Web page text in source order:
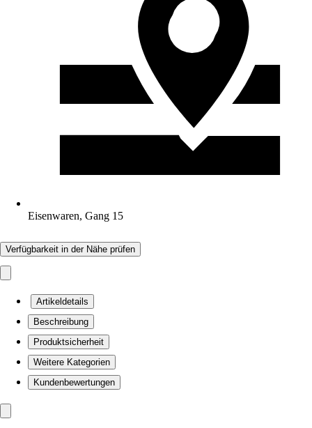
Eisenwaren, Gang 15
Verfügbarkeit in der Nähe prüfen
Artikeldetails
Beschreibung
Produktsicherheit
Weitere Kategorien
Kundenbewertungen